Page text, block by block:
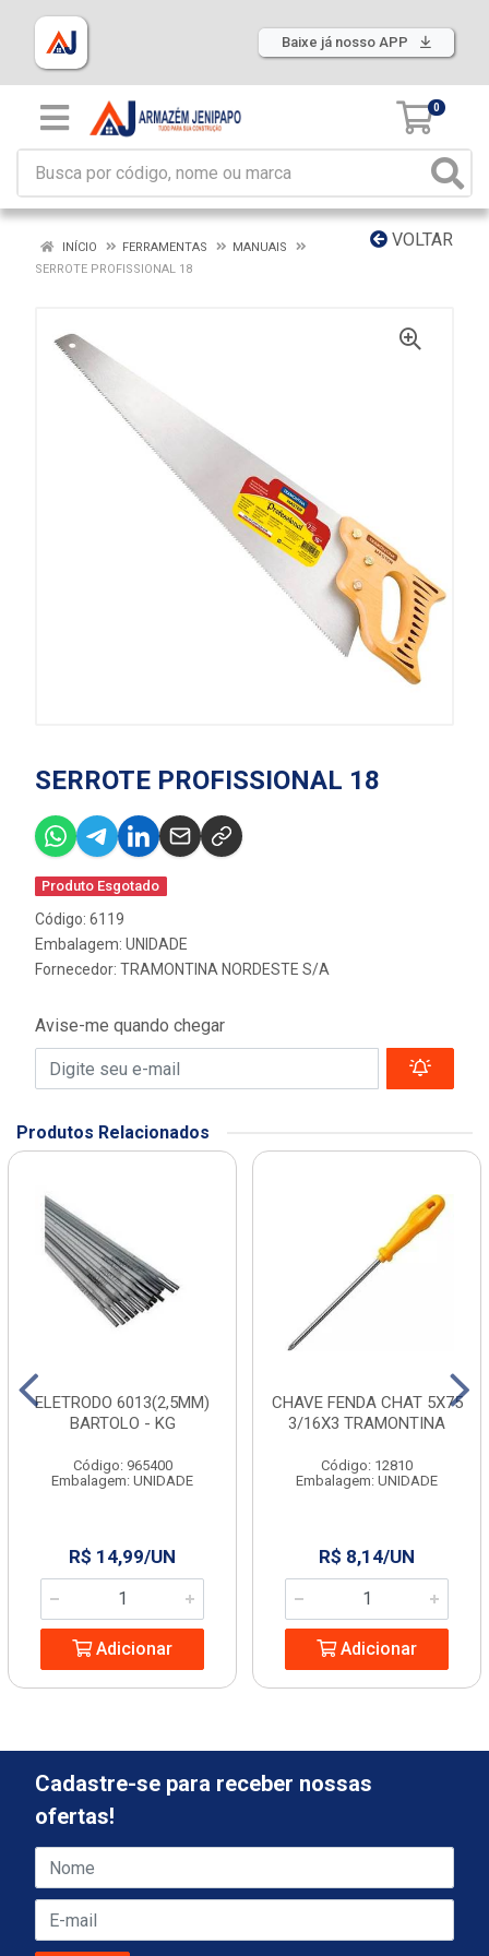
Baixe já nosso APP
0
VOLTAR
INÍCIO FERRAMENTAS
MANUAIS
SERROTE PROFISSIONAL 18
SERROTE PROFISSIONAL 18
Produto Esgotado
Código: 6119
Embalagem: UNIDADE
Fornecedor: TRAMONTINA NORDESTE S/A
Avise-me quando chegar
Produtos Relacionados
ELETRODO 6013(2,5MM)
BARTOLO - KG
Código: 965400
Embalagem: UNIDADE
R$ 14,99/UN
Adicionar
CHAVE FENDA CHAT 5X75
3/16X3 TRAMONTINA
Código: 12810
Embalagem: UNIDADE
R$ 8,14/UN
Adicionar
Cadastre-se para receber nossas
ofertas!